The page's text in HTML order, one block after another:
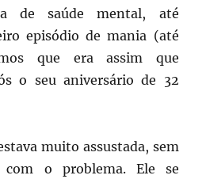
de saúde mental, até
episódio de mania (até
que era assim que
o seu aniversário de 32
muito assustada, sem
o problema. Ele se